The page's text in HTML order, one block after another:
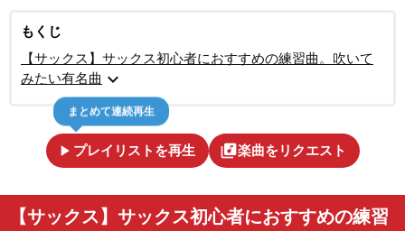
もくじ
【サックス】サックス初心者におすすめの練習曲。吹いて
みたい有名曲 expand_more
play_arrow プレイリストを再生
まとめて連続再生
library_music楽曲をリクエスト
【サックス】サックス初心者におすすめの練習